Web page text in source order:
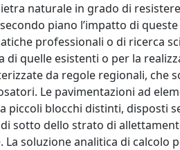
naturale in grado di
piano l’impatto di
professionali o di ricerca
di quelle esistenti o per la
da regole regionali, che
Le pavimentazioni ad
piccoli blocchi distinti, disposti
sotto dello strato di
La soluzione analitica di